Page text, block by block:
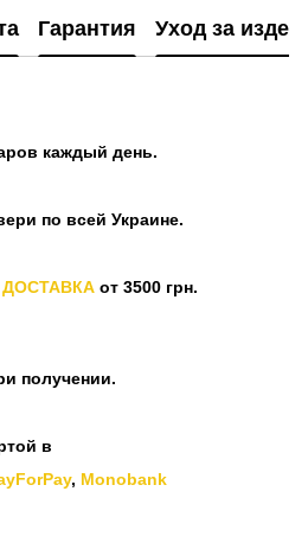
Гарантия Уход за
каждый день.
по всей Украине.
от 3500 грн.
получении.
в
, Monobank